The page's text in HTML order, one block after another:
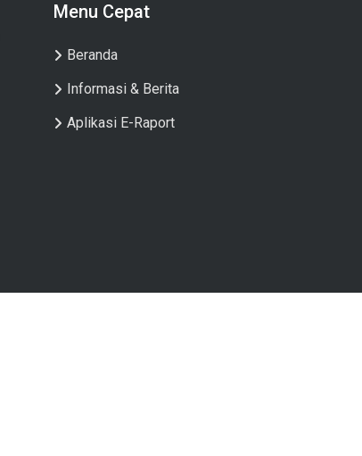
Menu Cepat
Beranda
Informasi & Berita
Aplikasi E-Raport